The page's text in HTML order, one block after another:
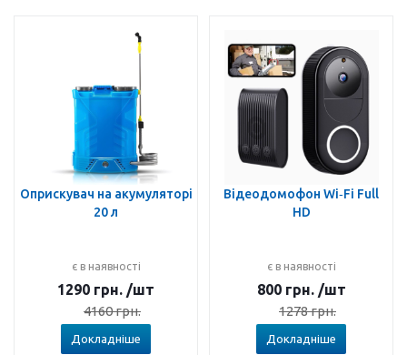
Оприскувач на акумуляторі
20 л
є в наявності
1290 грн. /шт
4160грн.
Докладніше
Відеодомофон Wi‑Fi Full
HD
є в наявності
800 грн. /шт
1278грн.
Докладніше